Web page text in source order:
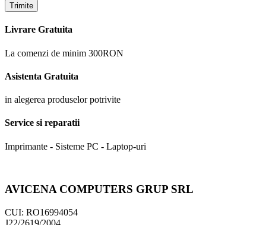
Trimite
Livrare Gratuita
La comenzi de minim 300RON
Asistenta Gratuita
in alegerea produselor potrivite
Service si reparatii
Imprimante - Sisteme PC - Laptop-uri
AVICENA COMPUTERS GRUP SRL
CUI: RO16994054